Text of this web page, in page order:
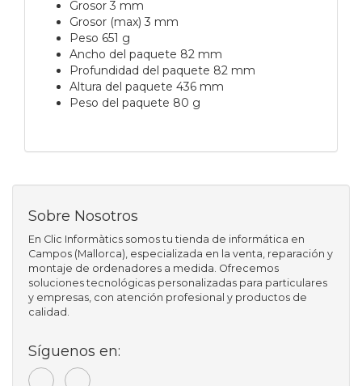
Grosor 3 mm
Grosor (max) 3 mm
Peso 651 g
Ancho del paquete 82 mm
Profundidad del paquete 82 mm
Altura del paquete 436 mm
Peso del paquete 80 g
Sobre Nosotros
En Clic Informàtics somos tu tienda de informática en
Campos (Mallorca), especializada en la venta, reparación y
montaje de ordenadores a medida. Ofrecemos
soluciones tecnológicas personalizadas para particulares
y empresas, con atención profesional y productos de
calidad.
Síguenos en: